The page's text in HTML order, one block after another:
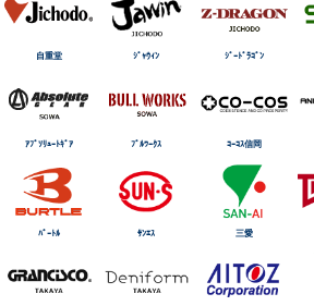
自重堂 ｼﾞｬｳｨﾝ ｼﾞｰﾄﾞﾗｺﾞﾝ
ｱﾌﾞｿﾘｭｰﾄｷﾞｱ ﾌﾞﾙﾜｰｸｽ ｺｰｺｽ信岡
ﾊﾞｰﾄﾙ ｻﾝｴｽ 三愛